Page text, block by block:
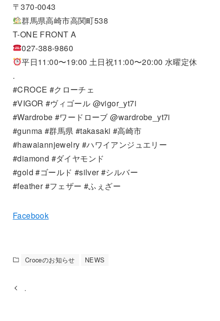
〒370-0043
群馬県高崎市高関町538
T-ONE FRONT A
027-388-9860
平日11:00〜19:00 土日祝11:00〜20:00 水曜定休
.
#CROCE #クローチェ
#VIGOR #ヴィゴール @vigor_yt7i
#Wardrobe #ワードローブ @wardrobe_yt7i
#gunma #群馬県 #takasaki #高崎市
#hawaiannjewelry #ハワイアンジュエリー
#diamond #ダイヤモンド
#gold #ゴールド #silver #シルバー
#feather #フェザー #ふぇざー
Facebook
Croceのお知らせ NEWS
．